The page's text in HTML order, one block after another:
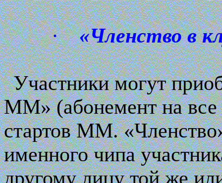
· «Членство в
Участники могут
ММ» (абонемент на все
стартов ММ.
именного чипа
другому лицу той же